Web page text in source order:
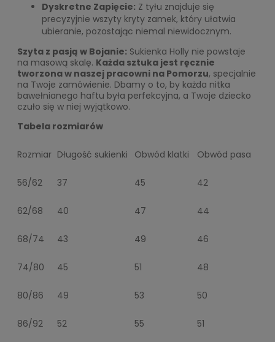
Dyskretne Zapięcie: Z tyłu znajduje się
precyzyjnie wszyty kryty zamek, który ułatwia
ubieranie, pozostając niemal niewidocznym.
Szyta z pasją w Bojanie: Sukienka Holly nie powstaje
na masową skalę. Każda sztuka jest ręcznie
tworzona w naszej pracowni na Pomorzu, specjalnie
na Twoje zamówienie. Dbamy o to, by każda nitka
bawełnianego haftu była perfekcyjna, a Twoje dziecko
czuło się w niej wyjątkowo.
Tabela rozmiarów
Rozmiar Długość sukienki Obwód klatki Obwód pasa
56/62 37 45 42
62/68 40 47 44
68/74 43 49 46
74/80 45 51 48
80/86 49 53 50
86/92 52 55 51